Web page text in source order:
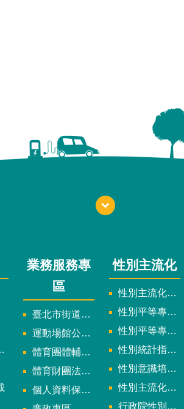
業務服務專
區
臺北市街道遊戲申請專區
運動場館公司設立輔導專區
體育團體輔導訪視
體育財團法人/公益信託專區
個人資料保護專區
性別主流化
性別主流化實施計畫暨細部計畫
性別平等專案小組委員名單
性別平等專案小組會議紀錄
性別統計指標及項目
性別意識培力、統計分析案、影響評估案
性別主流化年度成果報告
行政院性別平等會